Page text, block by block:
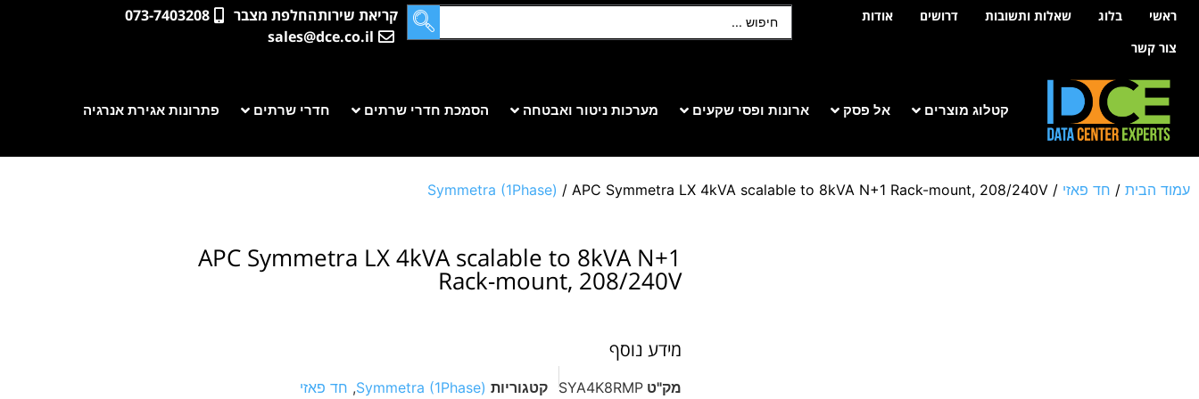
לתוכןראשי בלוג שאלות ותשובות דרושים
אודות
צור קשר
קריאת שירותהחלפת מצבר
073-7403208
sales@dce.co.il
קטלוג מוצרים אל פסק ארונות ופסי שקעים מערכות ניטור ואבטחה הסמכת חדרי שרתים חדרי שרתים פתרונות אגירת אנרגיה
עמוד הבית / חד פאזי /
Symmetra (1Phase) / APC Symmetra LX 4kVA scalable to 8kVA N+1 Rack-mount, 208/240V
APC Symmetra LX 4kVA scalable to 8kVA N+1
Rack-mount, 208/240V
מידע נוסף
מק"ט SYA4K8RMP קטגוריות Symmetra (1Phase)
, חד פאזי